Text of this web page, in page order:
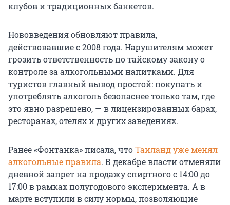
клубов и традиционных банкетов.
Нововведения обновляют правила,
действовавшие с 2008 года. Нарушителям может
грозить ответственность по тайскому закону о
контроле за алкогольными напитками. Для
туристов главный вывод простой: покупать и
употреблять алкоголь безопаснее только там, где
это явно разрешено, — в лицензированных барах,
ресторанах, отелях и других заведениях.
Ранее «Фонтанка» писала, чтоТаиланд уже менял
алкогольные правила. В декабре власти отменяли
дневной запрет на продажу спиртного с 14:00 до
17:00 в рамках полугодового эксперимента. А в
марте вступили в силу нормы, позволяющие